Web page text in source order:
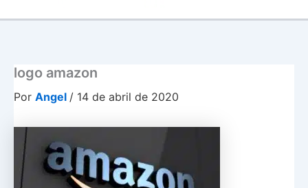
logo amazon
Por Angel / 14 de abril de 2020